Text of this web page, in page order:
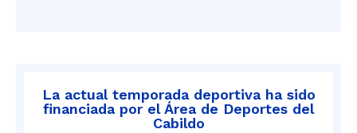
La actual temporada deportiva ha sido
financiada por el Área de Deportes del
Cabildo